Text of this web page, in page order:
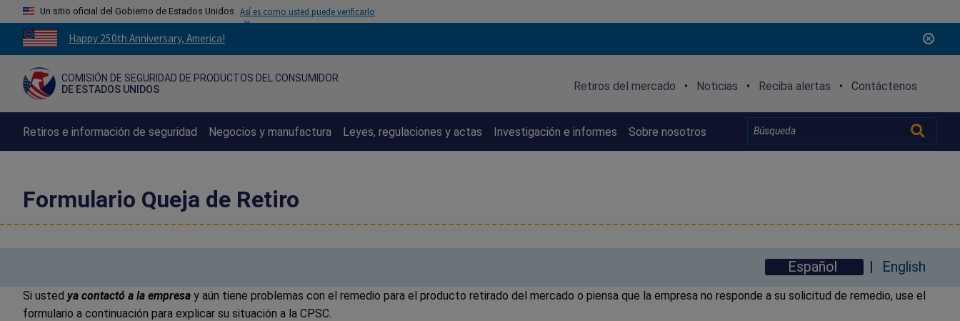
Un sitio oficial del Gobierno de Estados Unidos Así es como usted puede verificarlo
Countdown
to
America's
250th
Happy 250th Anniversary, America!
COMISIÓN DE SEGURIDAD DE PRODUCTOS DEL CONSUMIDOR
DE ESTADOS UNIDOS
Retiros del mercado • Noticias • Reciba alertas • Contáctenos
Retiros e información de seguridad Negocios y manufactura Leyes, regulaciones y actas Investigación e informes Sobre nosotros
Formulario Queja de Retiro
Español English
Si usted ya contactó a la empresa y aún tiene problemas con el remedio para el producto retirado del mercado o piensa que la empresa no responde a su solicitud de remedio, use el
formulario a continuación para explicar su situación a la CPSC.